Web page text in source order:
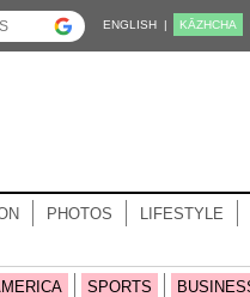
ENGLISH | KĀZHCHA
PHOTOS LIFESTYLE
SPORTS